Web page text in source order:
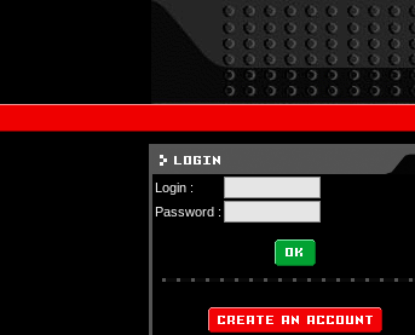
Login :
Password :